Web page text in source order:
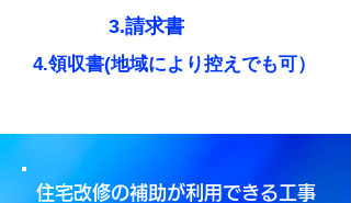
3.請求書
4.​領収書(地域により控えでも可）
​住宅改修の補助が利用できる工事